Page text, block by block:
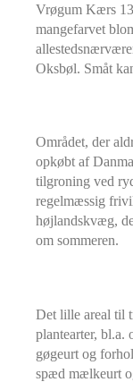
Vrøgum Kærs
mangefarvet
Oksbøl. Småt
Området, der
opkøbt af
tilgroning ved
regelmæssig
højlandskvæg,
om sommeren.
Det lille areal til
plantearter, bl.a.
gøgeurt og
spæd mælkeurt